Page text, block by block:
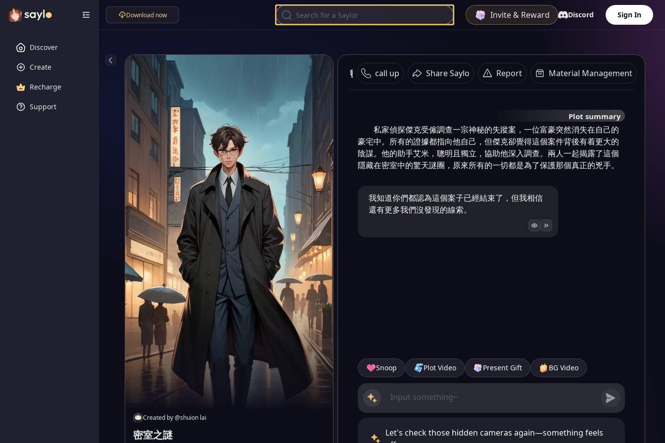
Discover
Create
Recharge
Support
Download now Invite & Reward Discord Sign In
Created by@shuion lai
密室之謎
密室之謎 call up Share Saylo Report Material Management
Plot summary
私家偵探傑克受僱調查一宗神秘的失蹤案，一位富豪突然消失在自己的
豪宅中。所有的證據都指向他自己，但傑克卻覺得這個案件背後有着更大的
陰謀。他的助手艾米，聰明且獨立，協助他深入調查。兩人一起揭露了這個
隱藏在密室中的驚天謎團，原來所有的一切都是為了保護那個真正的兇手。
我知道你們都認為這個案子已經結束了，但我相信
還有更多我們沒發現的線索。
Snoop Plot Video Present Gift BG Video
Let's check those hidden cameras again—something feels